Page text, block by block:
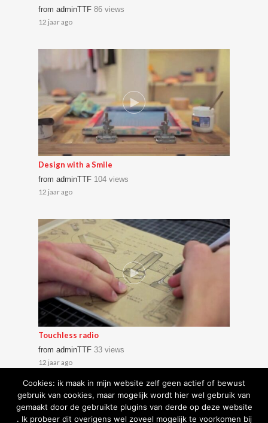
fromadminTTF 86 views
12 jaar ago
Design with a Smile
fromadminTTF 104 views
12 jaar ago
Touchless radio
fromadminTTF 33 views
12 jaar ago
Cookies: ik maak in mijn website zelf geen actief of bewust
gebruik van cookies, maar mogelijk wordt hier wel gebruik van
gemaakt door de gebruikte plugins van derde op deze website
. Ik probeer dit overigens wel zoveel mogelijk te voorkomen bij